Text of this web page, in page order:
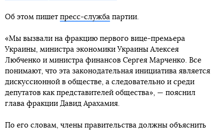
Об этом пишет пресс-служба партии.
«Мы вызвали на фракцию первого вице-премьера
Украины, министра экономики Украины Алексея
Любченко и министра финансов Сергея Марченко. Все
понимают, что эта законодательная инициатива является
дискуссионной в обществе, а следовательно и среди
депутатов как представителей общества», — пояснил
глава фракции Давид Арахамия.
По его словам, члены правительства должны объяснить